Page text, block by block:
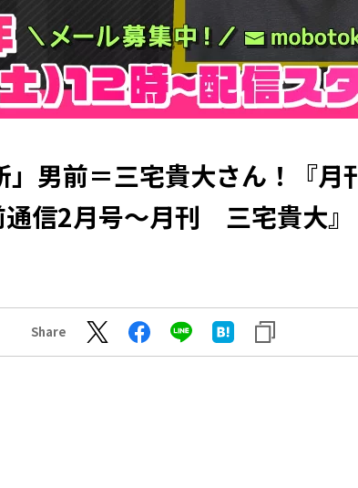
」男前＝三宅貴大さん！『
通信2月号～月刊 三宅貴大』
Share